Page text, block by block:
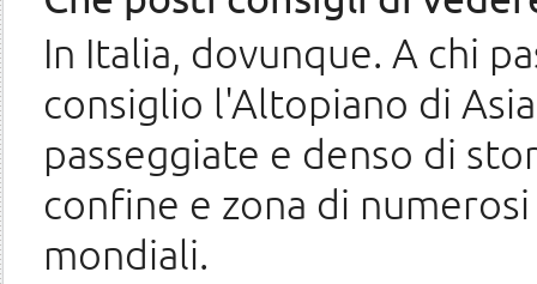
In Italia, dovunque. A chi
consiglio l'Altopiano di
passeggiate e denso di
confine e zona di
mondiali.